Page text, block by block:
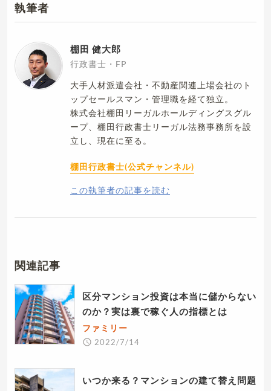
執筆者
棚田 健大郎
行政書士・FP
大手人材派遣会社・不動産関連上場会社のト
ップセールスマン・管理職を経て独立。
株式会社棚田リーガルホールディングスグル
ープ、棚田行政書士リーガル法務事務所を設
立し、現在に至る。
棚田行政書士(公式チャンネル)
この執筆者の記事を読む
関連記事
区分マンション投資は本当に儲からない
のか？実は裏で稼ぐ人の指標とは
ファミリー
2022/7/14
いつか来る？マンションの建て替え問題